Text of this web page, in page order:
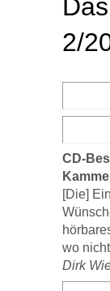
2/
CD-
[Die]
wo
Dirk